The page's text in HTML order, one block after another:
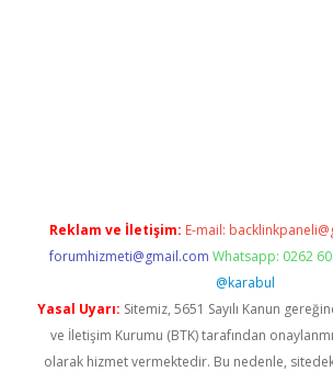
Reklam ve İletişim: E-mail:
forumhizmeti@gmail.com Whatsapp: 0262
@karabul
Yasal Uyarı: Sitemiz, 5651 Sayılı Kanun
ve İletişim Kurumu (BTK) tarafından
olarak hizmet vermektedir. Bu nedenle,